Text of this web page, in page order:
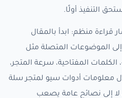
التنفيذ أولًا.
منظم: ابدأ بالمقال
إلى الموضوعات المتصلة مثل
المفتاحية، سرعة المتجر،
معلومات أدوات سيو لمتجر سلة
لا إلى نصائح عامة يصعب